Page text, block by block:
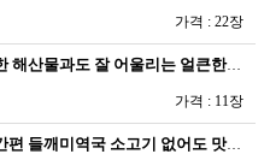
가격 : 22장
과도 잘 어울리는 얼큰한 만능 해물탕 양념장…
가격 : 11장
깨미역국 소고기 없어도 맛있습니다!! […